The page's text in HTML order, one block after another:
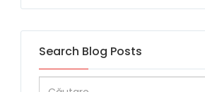
Search Blog Posts